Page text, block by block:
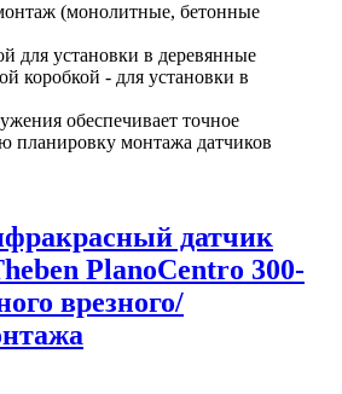
(монолитные, бетонные
для установки в деревянные
коробкой - для установки в
обеспечивает точное
планировку монтажа датчиков
датчик
PlanoCentro 300-
врезного/